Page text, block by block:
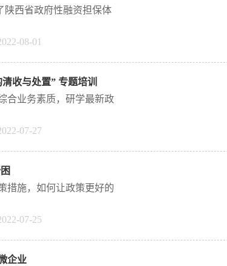
困难。此次西投保联合网
可以说是一场及时雨。特
产品采销，带动产品销
与网商银行合作开展了
的优势，降费让利，助
融资成本。通过融合网商
产品精准聚焦全省小微
，解决小微客户用款金
事长方玉华表示，“自
保已实现对全省近4.2万户
陕西省政府性融资担保体
韩朝晖、总会计师周建
经理助理张文与会。 【群
5月启动以来，受到体系
，开发出了一系列主题突
前寄语】 评聘大赛开始
向所有参训学员的积极参
顺利举办离不开体系合作
感谢！他表示，省再担
的人才资源优势，强化
传递和分享，逐步引领...
-08-01
收与处置” 专题培训
合业务素质，研学最新政
本次培训讲座上，侯律
方式、创新型处置方式及
面进行了深入讲解。重
良资产清收过程中的关
了企业法务清收工作水
-07-27
措施，如何让政策更好的
助企业解决融资难题。
-07-25
企业